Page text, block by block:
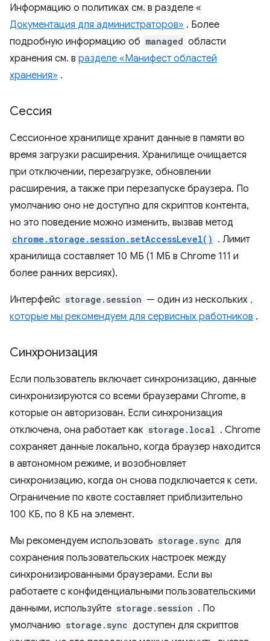
Информацию о политиках см. в разделе «
Документация для администраторов» . Более
подробную информацию об managed области
хранения см. в разделе «Манифест областей
хранения» .
Сессия
Сессионное хранилище хранит данные в памяти во
время загрузки расширения. Хранилище очищается
при отключении, перезагрузке, обновлении
расширения, а также при перезапуске браузера. По
умолчанию оно не доступно для скриптов контента,
но это поведение можно изменить, вызвав метод
chrome.storage.session.setAccessLevel() . Лимит
хранилища составляет 10 МБ (1 МБ в Chrome 111 и
более ранних версиях).
Интерфейс storage.session — один из нескольких ,
которые мы рекомендуем для сервисных работников .
Синхронизация
Если пользователь включает синхронизацию, данные
синхронизируются со всеми браузерами Chrome, в
которые он авторизован. Если синхронизация
отключена, она работает как storage.local . Chrome
сохраняет данные локально, когда браузер находится
в автономном режиме, и возобновляет
синхронизацию, когда он снова подключается к сети.
Ограничение по квоте составляет приблизительно
100 КБ, по 8 КБ на элемент.
Мы рекомендуем использовать storage.sync для
сохранения пользовательских настроек между
синхронизированными браузерами. Если вы
работаете с конфиденциальными пользовательскими
данными, используйте storage.session . По
умолчанию storage.sync доступен для скриптов